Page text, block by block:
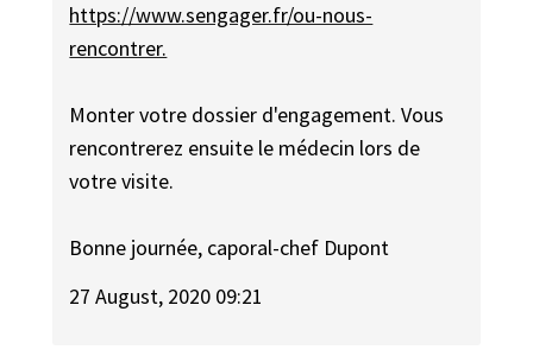
https://www.sengager.fr/ou-nous-
rencontrer.
Monter votre dossier d'engagement. Vous
rencontrerez ensuite le médecin lors de
votre visite.
Bonne journée, caporal-chef Dupont
27 August, 2020 09:21